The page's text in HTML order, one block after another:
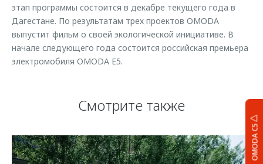
OMODA C5
этап программы состоится в декабре текущего года в
Дагестане. По результатам трех проектов OMODA
выпустит фильм о своей экологической инициативе. В
начале следующего года состоится российская премьера
электромобиля OMODA E5.
Смотрите также